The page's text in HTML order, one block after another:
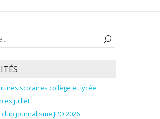
scolaires collège et lycée
juillet
journalisme JPO 2026